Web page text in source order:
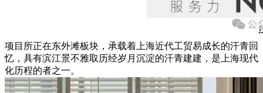
项目所正在东外滩板块，承载着上海近代工贸易成长的汗青回
忆，具有滨江景不雅取历经岁月沉淀的汗青建建，是上海现代
化历程的者之一。